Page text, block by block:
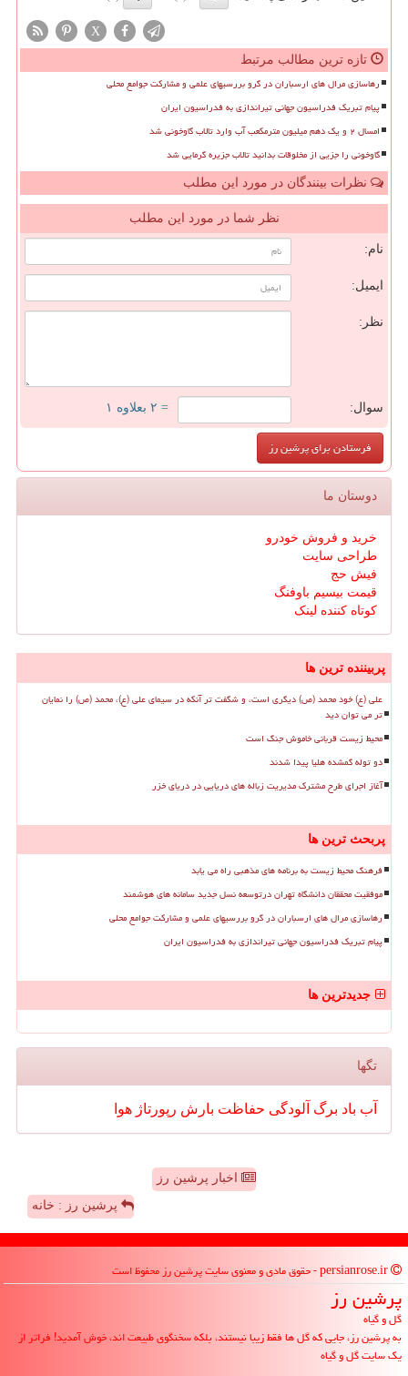
X
تازه ترین مطالب مرتبط
رهاسازی مرال های ارسباران در گرو بررسیهای علمی و مشارکت جوامع محلی
پیام تبریک فدراسیون جهانی تیراندازی به فدراسیون ایران
امسال ۲ و یک دهم میلیون مترمکعب آب وارد تالاب گاوخونی شد
گاوخونی را جزیی از مخلوقات بدانید تالاب جزیره گرمایی شد
نظرات بینندگان در مورد این مطلب
نظر شما در مورد این مطلب
نام:
ایمیل:
نظر:
سوال: = ۲ بعلاوه ۱
دوستان ما
خرید و فروش خودرو
طراحی سایت
فیش حج
قیمت بیسیم باوفنگ
کوتاه کننده لینک
پربیننده ترین ها
علی (ع) خود محمد (ص) دیگری است، و شگفت تر آنکه در سیمای علی (ع)، محمد (ص) را نمایان
تر می توان دید
محیط زیست قربانی خاموش جنگ است
دو توله گمشده هلیا پیدا شدند
آغاز اجرای طرح مشترک مدیریت زباله های دریایی در دریای خزر
پربحث ترین ها
فرهنگ محیط زیست به برنامه های مذهبی راه می یابد
موفقیت محققان دانشگاه تهران درتوسعه نسل جدید سامانه های هوشمند
رهاسازی مرال های ارسباران در گرو بررسیهای علمی و مشارکت جوامع محلی
پیام تبریک فدراسیون جهانی تیراندازی به فدراسیون ایران
جدیدترین ها
تگها
آب باد برگ آلودگی حفاظت بارش رپورتاژ هوا
اخبار پرشین رز
پرشین رز : خانه
پرشین رز
گل و گیاه
به پرشین رز، جایی که گل ها فقط زیبا نیستند، بلکه سخنگوی طبیعت اند، خوش آمدید! فراتر از
یک سایت گل و گیاه